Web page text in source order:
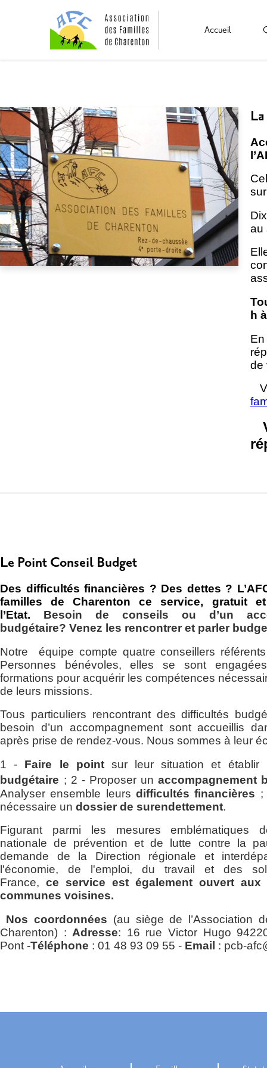
Accueil
au
h
de
Le Point Conseil Budget
Des difficultés financières ? Des dettes ?
familles de Charenton ce service, gratuit
l’Etat. Besoin de conseils ou d’un
budgétaire? Venez les rencontrer et parler
Notre équipe compte quatre conseillers
Personnes bénévoles, elles se sont
formations pour acquérir les compétences
de leurs missions.
Tous particuliers rencontrant des difficultés
besoin d’un accompagnement sont accueillis
après prise de rendez-vous. Nous sommes à leur
1 - Faire le pointsur leur situation et établir
budgétaire ; 2 - Proposer un accompagnement
Analyser ensemble leurs difficultés financières
nécessaire un dossier de surendettement.
Figurant parmi les mesures emblématiques
nationale de prévention et de lutte contre la
demande de la Direction régionale et
l'économie, de l'emploi, du travail et des
France, ce service est également ouvert aux
communes voisines.
Nos coordonnées (au siège de l’Association
Charenton) : Adresse: 16 rue Victor Hugo
Pont -Téléphone : 01 48 93 09 55 - Email : pcb-